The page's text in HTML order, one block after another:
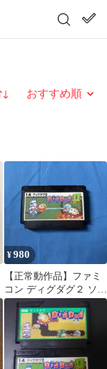
び替え
¥980
【正常動作品】ファミ
コン ディグダグ２ ソフ
トのみ